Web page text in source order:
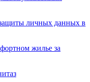
личных данных в
жилье за